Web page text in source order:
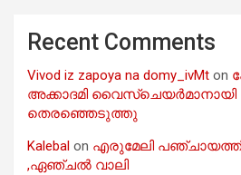
Recent Comments
Vivod iz zapoya na domy_ivMt on
അക്കാദമി വൈസ്ചെയർമാനായി
തെരഞ്ഞെടുത്തു
Kalebal on എരുമേലി
,ഏഞ്ചൽ വാലി